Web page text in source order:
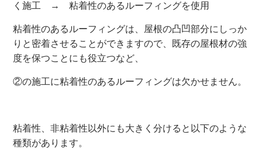
く施工 → 粘着性のあるルーフィングを使用
粘着性のあるルーフィングは、屋根の凸凹部分にしっか
りと密着させることができますので、既存の屋根材の強
度を保つことにも役立つなど、
②の施工に粘着性のあるルーフィングは欠かせません。
粘着性、非粘着性以外にも大きく分けると以下のような
種類があります。